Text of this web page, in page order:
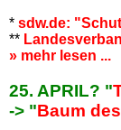
* sdw.de:
**
» mehr lesen ...
25. APRIL? "
-> "Baum